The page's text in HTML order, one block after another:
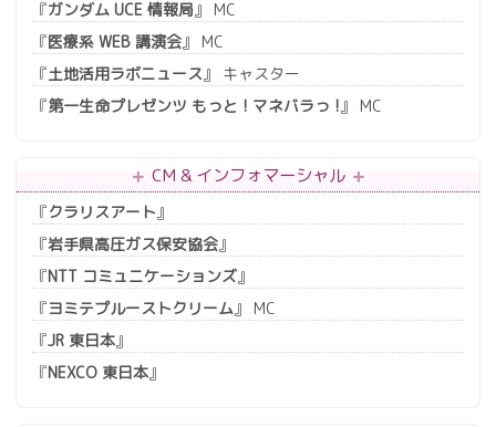
『ガンダム UCE 情報局』 MC
『医療系 WEB 講演会』 MC
『土地活用ラボニュース』 キャスター
『第一生命プレゼンツ もっと ! マネバラっ !』 MC
CM & インフォマーシャル
『クラリスアート』
『岩手県高圧ガス保安協会』
『NTT コミュニケーションズ』
『ヨミテプルーストクリーム』 MC
『JR 東日本』
『NEXCO 東日本』